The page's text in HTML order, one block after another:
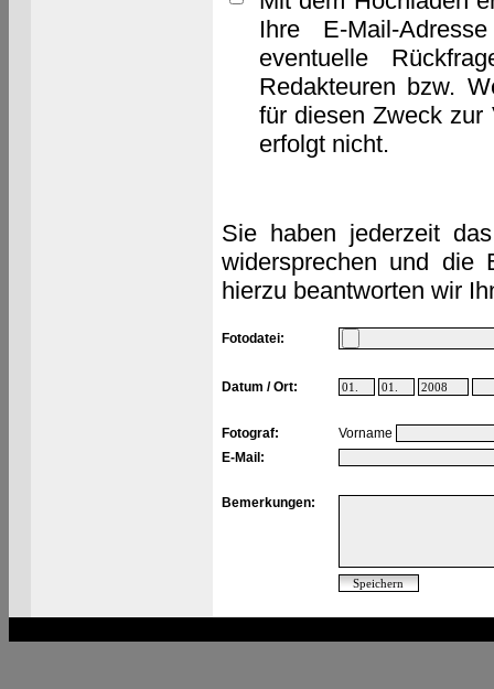
Ihre E-Mail-
eventuelle
Redakteuren bzw.
für diesen Zweck zur
erfolgt nicht.
Sie haben jederzeit
widersprechen und die
hierzu beantworten wir
Fotodatei:
Datum / Ort:
Fotograf:
Vorname
E-Mail:
Bemerkungen: